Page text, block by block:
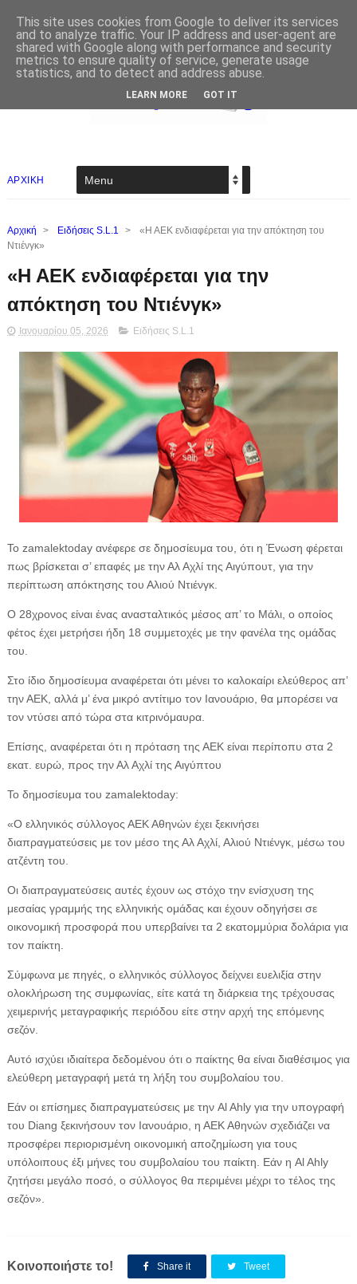
ΑΡΧΙΚΗ
Αρχική > Ειδήσεις S.L.1 >
«Η ΑΕΚ ενδιαφέρεται για την απόκτηση του
Ντιένγκ»
«Η ΑΕΚ ενδιαφέρεται για την
απόκτηση του Ντιένγκ»
Ιανουαρίου 05, 2026 Ειδήσεις S.L.1
Το zamalektoday ανέφερε σε δημοσίευμα του, ότι η Ένωση φέρεται
πως βρίσκεται σ’ επαφές με την Αλ Αχλί της Αιγύπουτ, για την
περίπτωση απόκτησης του Αλιού Ντιένγκ.
Ο 28χρονος είναι ένας ανασταλτικός μέσος απ’ το Μάλι, ο οποίος
φέτος έχει μετρήσει ήδη 18 συμμετοχές με την φανέλα της ομάδας
του.
Στο ίδιο δημοσίευμα αναφέρεται ότι μένει το καλοκαίρι ελεύθερος απ’
την ΑΕΚ, αλλά μ’ ένα μικρό αντίτιμο τον Ιανουάριο, θα μπορέσει να
τον ντύσει από τώρα στα κιτρινόμαυρα.
Επίσης, αναφέρεται ότι η πρόταση της ΑΕΚ είναι περίποπυ στα 2
εκατ. ευρώ, προς την Αλ Αχλί της Αιγύπτου
Το δημοσίευμα του zamalektoday:
«Ο ελληνικός σύλλογος ΑΕΚ Αθηνών έχει ξεκινήσει
διαπραγματεύσεις με τον μέσο της Αλ Αχλί, Αλιού Ντιένγκ, μέσω του
ατζέντη του.
Οι διαπραγματεύσεις αυτές έχουν ως στόχο την ενίσχυση της
μεσαίας γραμμής της ελληνικής ομάδας και έχουν οδηγήσει σε
οικονομική προσφορά που υπερβαίνει τα 2 εκατομμύρια δολάρια για
τον παίκτη.
Σύμφωνα με πηγές, ο ελληνικός σύλλογος δείχνει ευελιξία στην
ολοκλήρωση της συμφωνίας, είτε κατά τη διάρκεια της τρέχουσας
χειμερινής μεταγραφικής περιόδου είτε στην αρχή της επόμενης
σεζόν.
Αυτό ισχύει ιδιαίτερα δεδομένου ότι ο παίκτης θα είναι διαθέσιμος για
ελεύθερη μεταγραφή μετά τη λήξη του συμβολαίου του.
Εάν οι επίσημες διαπραγματεύσεις με την Al Ahly για την υπογραφή
του Diang ξεκινήσουν τον Ιανουάριο, η ΑΕΚ Αθηνών σχεδιάζει να
προσφέρει περιορισμένη οικονομική αποζημίωση για τους
υπόλοιπους έξι μήνες του συμβολαίου του παίκτη. Εάν η Al Ahly
ζητήσει μεγάλο ποσό, ο σύλλογος θα περιμένει μέχρι το τέλος της
σεζόν».
Κοινοποιήστε το! Share it Tweet
This site uses cookies from Google to deliver its services
and to analyze traffic. Your IP address and user-agent are
shared with Google along with performance and security
metrics to ensure quality of service, generate usage
statistics, and to detect and address abuse.
LEARN MORE GOT IT